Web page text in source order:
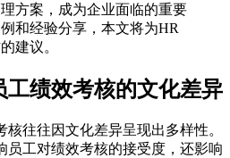
方案，成为企业面临的重要
和经验分享，本文将为HR
建议。
工绩效考核的文化差异
往往因文化差异呈现出多样性。
员工对绩效考核的接受度，还影响